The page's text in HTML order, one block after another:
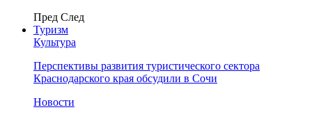
Пред След
Туризм
Культура
Перспективы развития туристического сектора
Краснодарского края обсудили в Сочи
Новости